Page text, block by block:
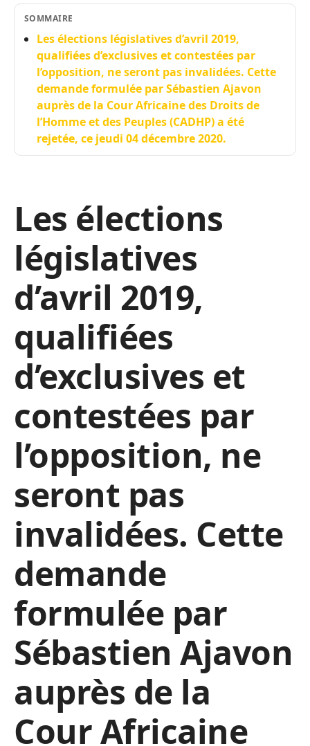
SOMMAIRE
Les élections législatives d’avril 2019,
qualifiées d’exclusives et contestées par
l’opposition, ne seront pas invalidées. Cette
demande formulée par Sébastien Ajavon
auprès de la Cour Africaine des Droits de
l’Homme et des Peuples (CADHP) a été
rejetée, ce jeudi 04 décembre 2020.
Les élections
législatives
d’avril 2019,
qualifiées
d’exclusives et
contestées par
l’opposition, ne
seront pas
invalidées. Cette
demande
formulée par
Sébastien Ajavon
auprès de la
Cour Africaine